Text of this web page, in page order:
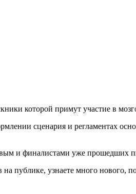
которой примут участие в
сценария и регламентах
и финалистами уже прошедших
публике, узнаете много нового,